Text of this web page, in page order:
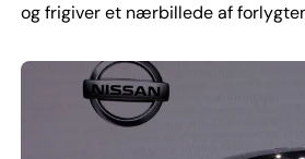
og frigiver et nærbillede af